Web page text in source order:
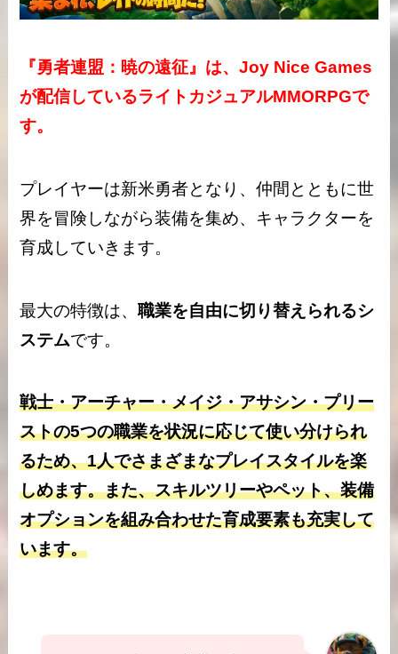
『勇者連盟：暁の遠征』は、Joy Nice Games
が配信しているライトカジュアルMMORPGで
す。
プレイヤーは新米勇者となり、仲間とともに世
界を冒険しながら装備を集め、キャラクターを
育成していきます。
最大の特徴は、職業を自由に切り替えられるシ
ステムです。
戦士・アーチャー・メイジ・アサシン・プリー
ストの5つの職業を状況に応じて使い分けられ
るため、1人でさまざまなプレイスタイルを楽
しめます。また、スキルツリーやペット、装備
オプションを組み合わせた育成要素も充実して
います。